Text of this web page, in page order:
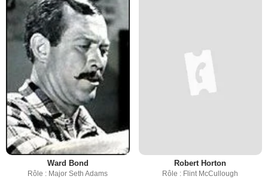
Ward Bond
Rôle : Major Seth Adams
Robert Horton
Rôle : Flint McCullough